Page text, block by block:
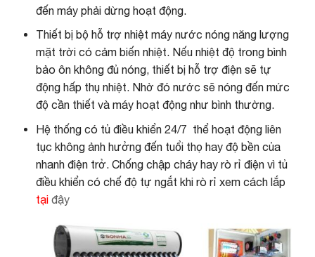
đến máy phải dừng hoạt động.
Thiết bị bộ hỗ trợ nhiệt máy nước nóng năng lượng
mặt trời có cảm biến nhiệt. Nếu nhiệt độ trong bình
bảo ôn không đủ nóng, thiết bị hỗ trợ điện sẽ tự
động hấp thụ nhiệt. Nhờ đó nước sẽ nóng đến mức
độ cần thiết và máy hoạt động như bình thường.
Hệ thống có tủ điều khiển 24/7 thể hoạt động liên
tục không ảnh hưởng đến tuổi thọ hay độ bền của
nhanh điện trở. Chống chập cháy hay rò rỉ điện vì tủ
điều khiển có chế độ tự ngắt khi rò rỉ xem cách lắp
tạiđậy